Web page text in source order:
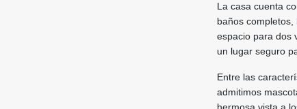
La casa cuenta
baños
espacio para dos
un lugar seguro
Entre las
admitimos